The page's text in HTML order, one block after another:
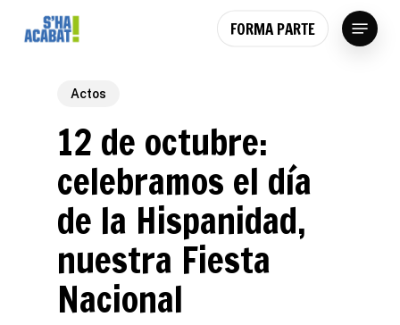
FORMA PARTE Menu
Actos
12 de octubre:
celebramos el día
de la Hispanidad,
nuestra Fiesta
Nacional